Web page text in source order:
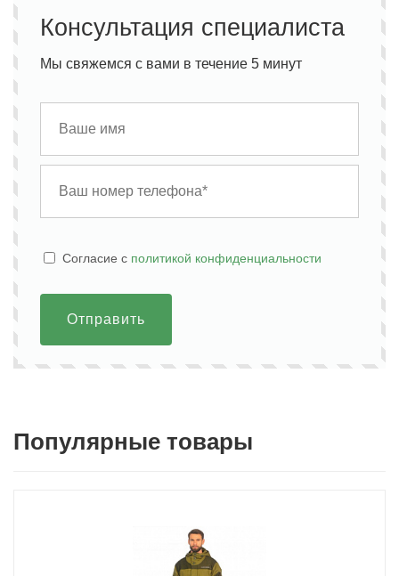
Консультация специалиста
Мы свяжемся с вами в течение 5 минут
Cогласие с политикой конфиденциальности
Отправить
Популярные товары